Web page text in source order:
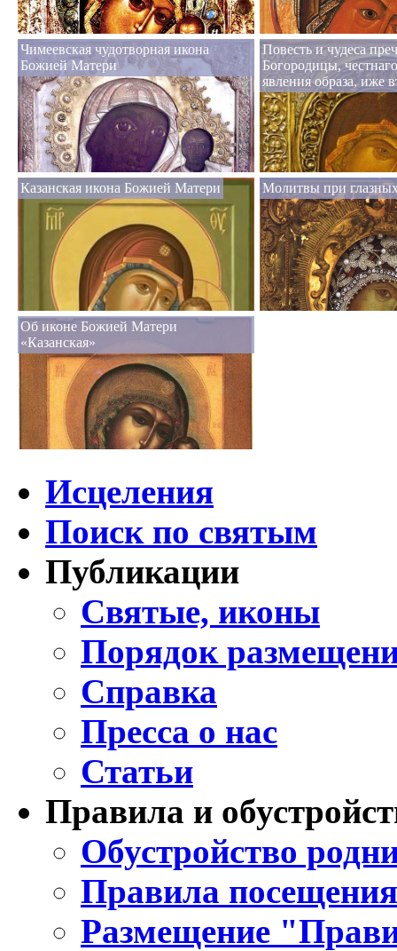
Чимеевская чудотворная икона
Божией Матери
Повесть и чудеса
Богородицы,
явления образа, иже
Казанская икона Божией Матери Молитвы при
Об иконе Божией Матери
«Казанская»
Исцеления
Поиск по святым
Публикации
Святые, иконы
Порядок
Справка
Пресса о нас
Статьи
Правила и
Обустройство
Правила
Размещение